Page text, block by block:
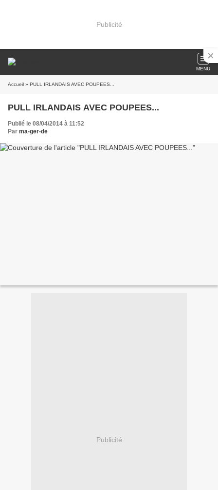
Publicité
MENU
Accueil » PULL IRLANDAIS AVEC POUPEES...
PULL IRLANDAIS AVEC POUPEES...
Publié le 08/04/2014 à 11:52
Par ma-ger-de
Publicité